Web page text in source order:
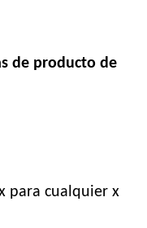
de producto de
para cualquier x